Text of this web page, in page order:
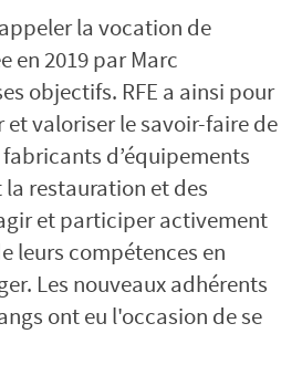
la vocation de
en 2019 par Marc
objectifs. RFE a ainsi pour
et valoriser le savoir-faire de
d’équipements
la restauration et des
et participer activement
leurs compétences en
Les nouveaux adhérents
ont eu l'occasion de se